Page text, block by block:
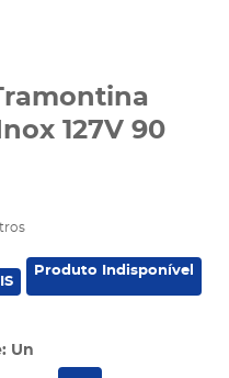
127V 90
Produto Indisponível
Un